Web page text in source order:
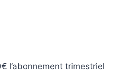
l’abonnement trimestriel